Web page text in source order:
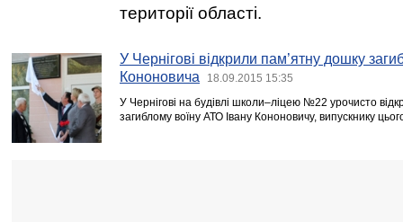
території області.
У Чернігові відкрили пам’ятну дошку
Кононовича
18.09.2015 15:35
У Чернігові на будівлі школи–ліцею №22 урочисто
загиблому воїну АТО Івану Кононовичу, випускнику